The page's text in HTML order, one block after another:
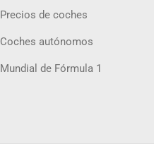
Precios de coches
Coches autónomos
Mundial de Fórmula 1